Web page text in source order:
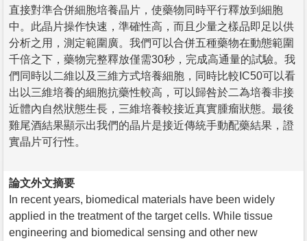
直接對準合併細胞培養晶片，使藥物同時平行釋放到細胞
中。此晶片操作快速，準確性高，而且少量之樣品即足以供
分析之用，測定範圍廣。我們可以合併五種藥物在動態範圍
千倍之下，藥物完整釋放僅需30秒，完成高通量的試驗。我
們同時以二維以及三維方式培養細胞，同時比較IC50可以看
出以三維培養的細胞抗藥性較高，可以歸咎於二為培養非接
近體內自然狀態生長，三維培養較接近真實腫瘤狀態。最後
雞尾酒結果顯示出我們的晶片是接近傳統手動配藥結果，證
實晶片可行性。
論文外文摘要
In recent years, biomedical materials have been widely
applied in the treatment of the target cells. While tissue
engineering and biomedical sensing and other new